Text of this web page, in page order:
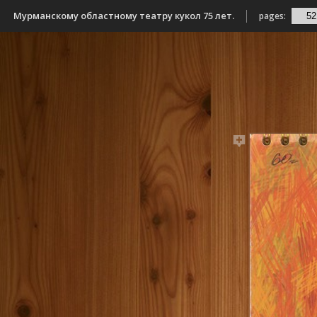
Мурманскому областному театру кукол 75 лет. pages: